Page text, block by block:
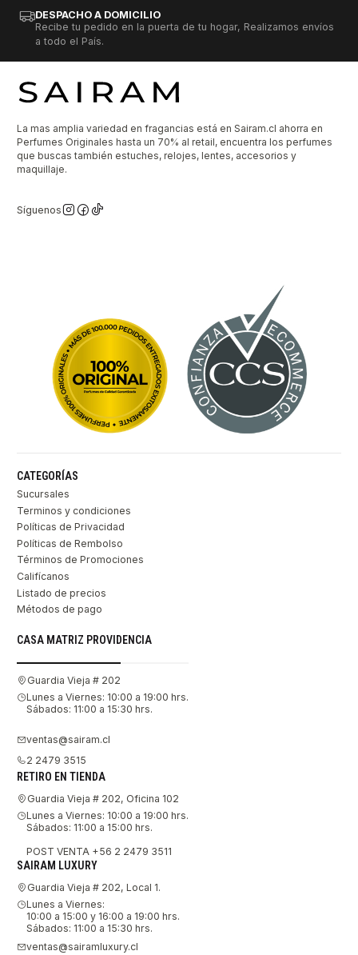
DESPACHO A DOMICILIO
Recibe tu pedido en la puerta de tu hogar, Realizamos envíos
a todo el País.
La mas amplia variedad en fragancias está en Sairam.cl ahorra en
Perfumes Originales hasta un 70% al retail, encuentra los perfumes
que buscas también estuches, relojes, lentes, accesorios y
maquillaje.
Síguenos
CATEGORÍAS
Sucursales
Terminos y condiciones
Políticas de Privacidad
Políticas de Rembolso
Términos de Promociones
Califícanos
Listado de precios
Métodos de pago
CASA MATRIZ PROVIDENCIA
Guardia Vieja # 202
Lunes a Viernes: 10:00 a 19:00 hrs.
Sábados: 11:00 a 15:30 hrs.
ventas@sairam.cl
2 2479 3515
RETIRO EN TIENDA
Guardia Vieja # 202, Oficina 102
Lunes a Viernes: 10:00 a 19:00 hrs.
Sábados: 11:00 a 15:00 hrs.
POST VENTA +56 2 2479 3511
SAIRAM LUXURY
Guardia Vieja # 202, Local 1.
Lunes a Viernes:
10:00 a 15:00 y 16:00 a 19:00 hrs.
Sábados: 11:00 a 15:30 hrs.
ventas@sairamluxury.cl